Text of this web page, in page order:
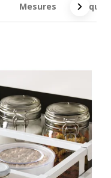
Mesures Ce qui